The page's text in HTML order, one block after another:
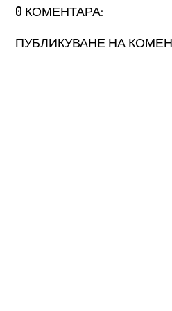
0 КОМЕНТАРА:
ПУБЛИКУВАНЕ НА